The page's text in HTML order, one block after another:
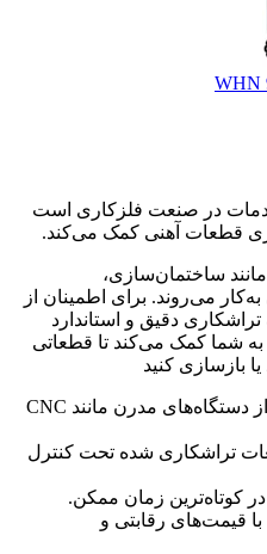
در صنعت فلزکاری است
قطعات آهنی کمک می‌کند.
ساختمان‌سازی،
می‌روند. برای اطمینان از
دقیق و استاندارد
شما کمک می‌کند تا قطعاتی
بازسازی کنید
استفاده از دستگاه‌های مدرن مانند CNC
تراشکاری شده تحت کنترل
در کوتاه‌ترین زمان ممکن.
با قیمت‌های رقابتی و